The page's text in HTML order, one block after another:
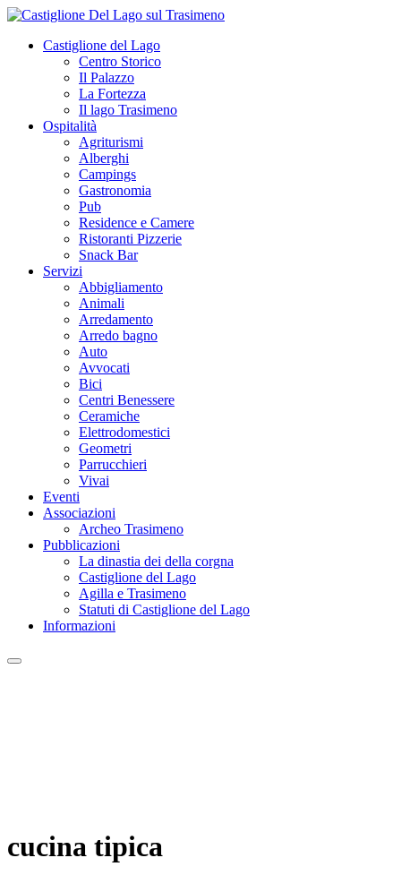
Castiglione del Lago
Centro Storico
Il Palazzo
La Fortezza
Il lago Trasimeno
Ospitalità
Agriturismi
Alberghi
Campings
Gastronomia
Pub
Residence e Camere
Ristoranti Pizzerie
Snack Bar
Servizi
Abbigliamento
Animali
Arredamento
Arredo bagno
Auto
Avvocati
Bici
Centri Benessere
Ceramiche
Elettrodomestici
Geometri
Parrucchieri
Vivai
Eventi
Associazioni
Archeo Trasimeno
Pubblicazioni
La dinastia dei della corgna
Castiglione del Lago
Agilla e Trasimeno
Statuti di Castiglione del Lago
Informazioni
cucina tipica